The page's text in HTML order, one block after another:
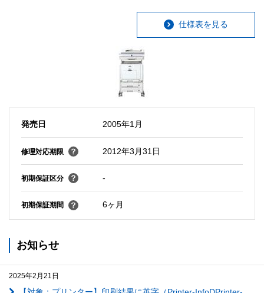
仕様表を見る
発売日 2005年1月
修理対応期限 2012年3月31日
初期保証区分 -
初期保証期間 6ヶ月
お知らせ
2025年2月21日